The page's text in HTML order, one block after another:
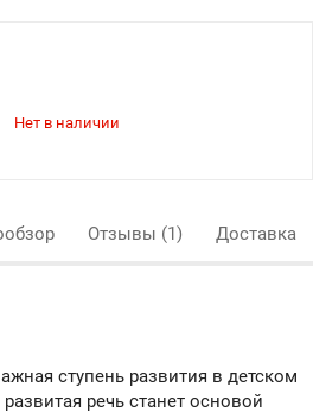
Отзывы (1) Доставка
ступень развития в детском
речь станет основой